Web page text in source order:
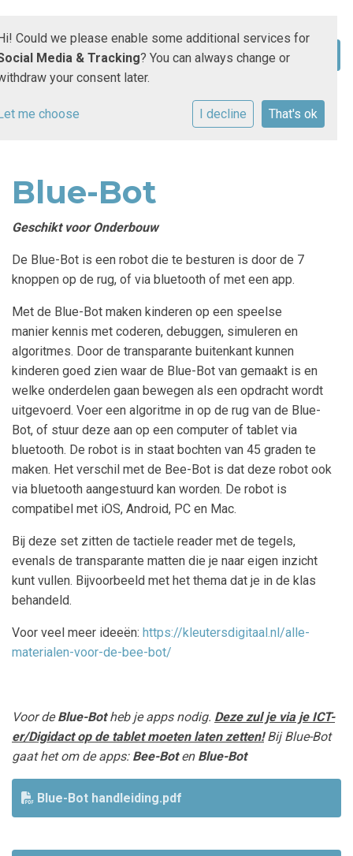
Blue-Bot
Geschikt voor Onderbouw
De Blue-Bot is een robot die te besturen is door de 7
knoppen op de rug, of via bluetooth of met een app.
Met de Blue-Bot maken kinderen op een speelse
manier kennis met coderen, debuggen, simuleren en
algoritmes. Door de transparante buitenkant kunnen
kinderen goed zien waar de Blue-Bot van gemaakt is en
welke onderdelen gaan bewegen als een opdracht wordt
uitgevoerd. Voer een algoritme in op de rug van de Blue-
Bot, of stuur deze aan op een computer of tablet via
bluetooth. De robot is in staat bochten van 45 graden te
maken. Het verschil met de Bee-Bot is dat deze robot ook
via bluetooth aangestuurd kan worden. De robot is
compatibel met iOS, Android, PC en Mac.
Bij deze set zitten de tactiele reader met de tegels,
evenals de transparante matten die je naar eigen inzicht
kunt vullen. Bijvoorbeeld met het thema dat je in de klas
behandeld.
Voor veel meer ideeën: https://kleutersdigitaal.nl/alle-
materialen-voor-de-bee-bot/
Voor deBlue-Botheb je apps nodig. Deze zul je via je ICT-
er/Digidact op de tablet moeten laten zetten!Bij Blue-Bot
gaat het om de apps: Bee-Boten Blue-Bot
Blue-Bot handleiding.pdf
Could we please enable some additional services for
Media & Tracking? You can always change or
your consent later.
me choose I decline That's ok